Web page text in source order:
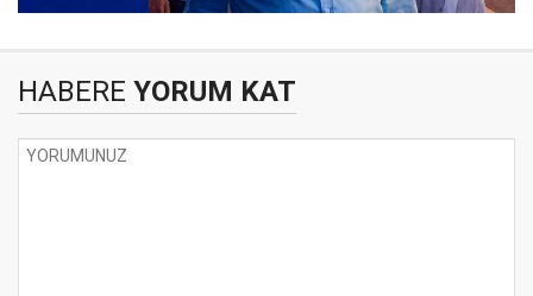
HABERE YORUM KAT